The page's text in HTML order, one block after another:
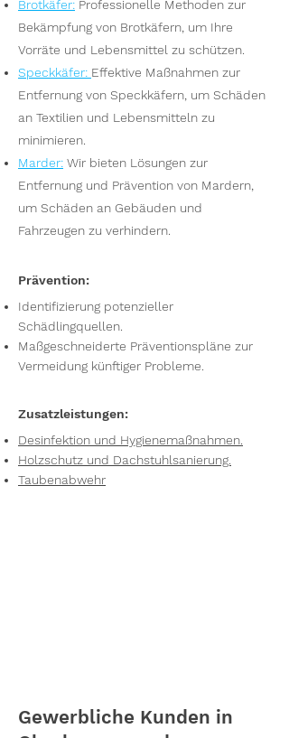
Brotkäfer: Professionelle Methoden zur
Bekämpfung von Brotkäfern, um Ihre
Vorräte und Lebensmittel zu schützen.
Speckkäfer: Effektive Maßnahmen zur
Entfernung von Speckkäfern, um Schäden
an Textilien und Lebensmitteln zu
minimieren.
Marder: Wir bieten Lösungen zur
Entfernung und Prävention von Mardern,
um Schäden an Gebäuden und
Fahrzeugen zu verhindern.
Prävention:
Identifizierung potenzieller
Schädlingquellen.
Maßgeschneiderte Präventionspläne zur
Vermeidung künftiger Probleme.
Zusatzleistungen:
Desinfektion und Hygienemaßnahmen.
Holzschutz und Dachstuhlsanierung.
Taubenabwehr
Gewerbliche Kunden in